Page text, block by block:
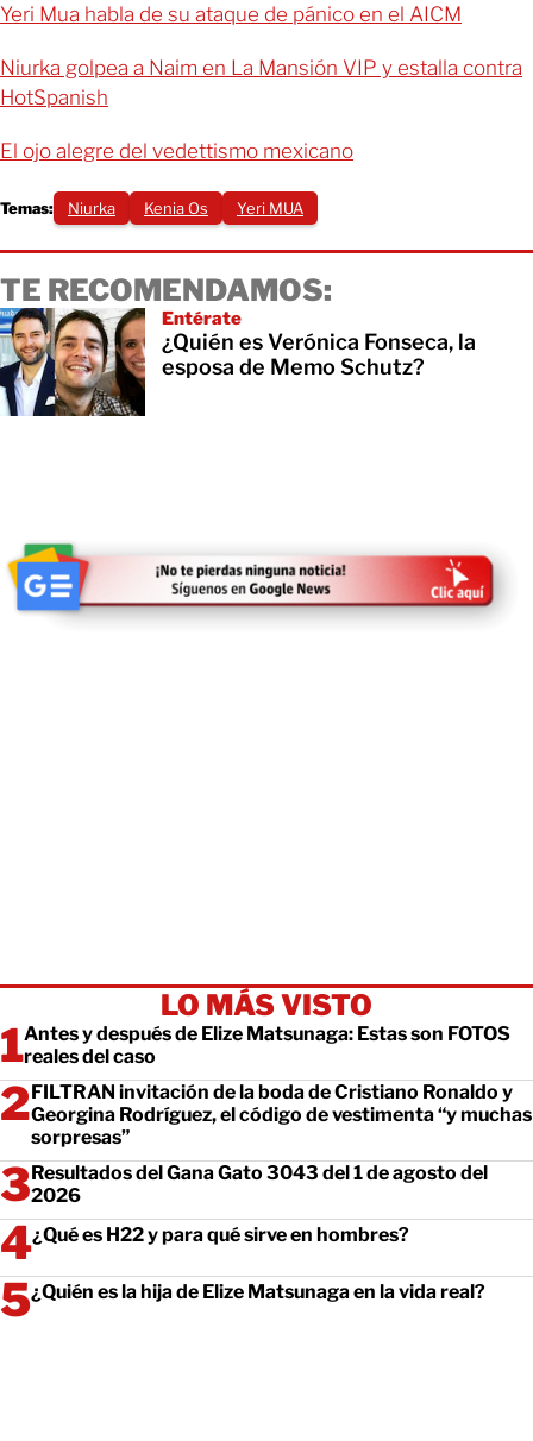
Yeri Mua habla de su ataque de pánico en el AICM
Niurka golpea a Naim en La Mansión VIP y estalla contra
HotSpanish
El ojo alegre del vedettismo mexicano
Temas: Niurka Kenia Os Yeri MUA
TE RECOMENDAMOS:
Entérate
¿Quién es Verónica Fonseca, la
esposa de Memo Schutz?
LO MÁS VISTO
Antes y después de Elize Matsunaga: Estas son FOTOS
reales del caso
FILTRAN invitación de la boda de Cristiano Ronaldo y
Georgina Rodríguez, el código de vestimenta “y muchas
sorpresas”
Resultados del Gana Gato 3043 del 1 de agosto del
2026
¿Qué es H22 y para qué sirve en hombres?
¿Quién es la hija de Elize Matsunaga en la vida real?